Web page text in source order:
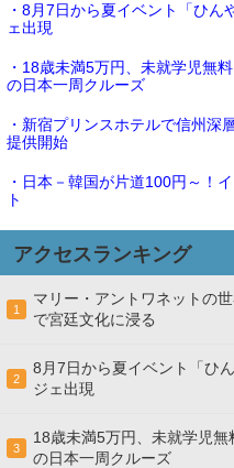
・8月7日から夏イベント「ひ
ェ出現
・18歳未満5万円、未就学児無
の日本一周クルーズ
・新宿プリンスホテルで信州深
提供開始
・日本－韓国が片道100円～！
ト
アクセスランキング
1
マリー・アントワネットの
で宮廷文化に浸る
2
8月7日から夏イベント「ひ
ジェ出現
3
18歳未満5万円、未就学児
の日本一周クルーズ